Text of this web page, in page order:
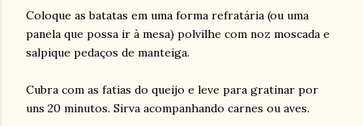
Coloque as batatas em uma forma refratária (ou uma
panela que possa ir à mesa) polvilhe com noz moscada e
salpique pedaços de manteiga.
Cubra com as fatias do queijo e leve para gratinar por
uns 20 minutos. Sirva acompanhando carnes ou aves.